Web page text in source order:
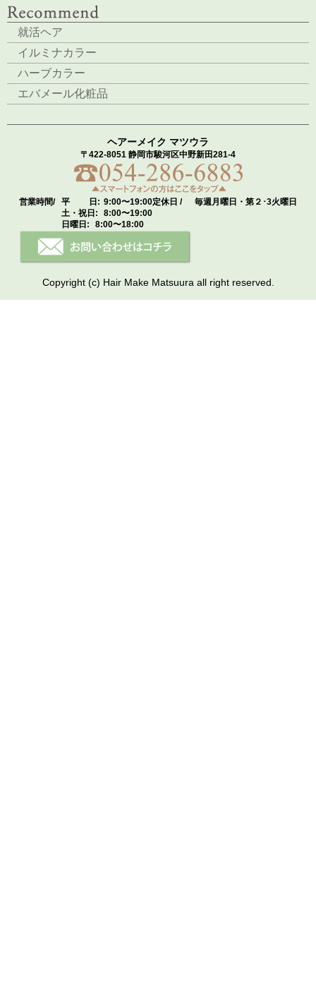
就活ヘア
イルミナカラー
ハーブカラー
エバメール化粧品
ヘアーメイク マツウラ
〒422-8051 静岡市駿河区中野新田281-4
営業時間/ 平 日: 9:00〜19:00
土・祝日:
8:00〜19:00
日曜日:
8:00〜18:00
定休日 / 毎週月曜日・第２･3火曜日
Copyright (c) Hair Make Matsuura all right reserved.